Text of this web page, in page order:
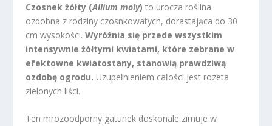
Czosnek żółty (Allium moly) to urocza roślina
ozdobna z rodziny czosnkowatych, dorastająca do 30
cm wysokości.Wyróżnia się przede wszystkim
intensywnie żółtymi kwiatami, które zebrane w
efektowne kwiatostany, stanowią prawdziwą
ozdobę ogrodu. Uzupełnieniem całości jest rozeta
zielonych liści.
Ten mrozoodporny gatunek doskonale zimuje w